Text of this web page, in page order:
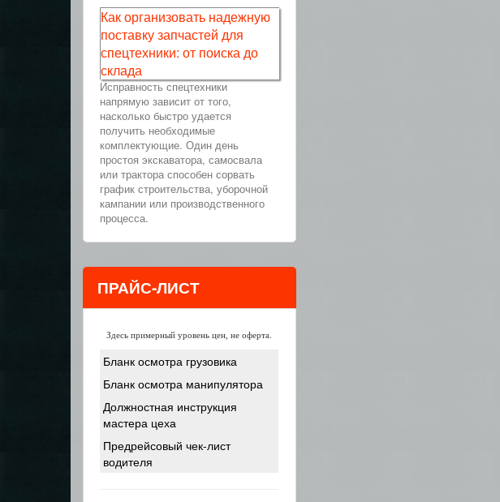
Как организовать надежную
поставку запчастей для
спецтехники: от поиска до
склада
Исправность спецтехники
напрямую зависит от того,
насколько быстро удается
получить необходимые
комплектующие. Один день
простоя экскаватора, самосвала
или трактора способен сорвать
график строительства, уборочной
кампании или производственного
процесса.
ПРАЙС-ЛИСТ
Здесь примерный уровень цен, не оферта.
Бланк осмотра грузовика
Бланк осмотра манипулятора
Должностная инструкция
мастера цеха
Предрейсовый чек-лист
водителя